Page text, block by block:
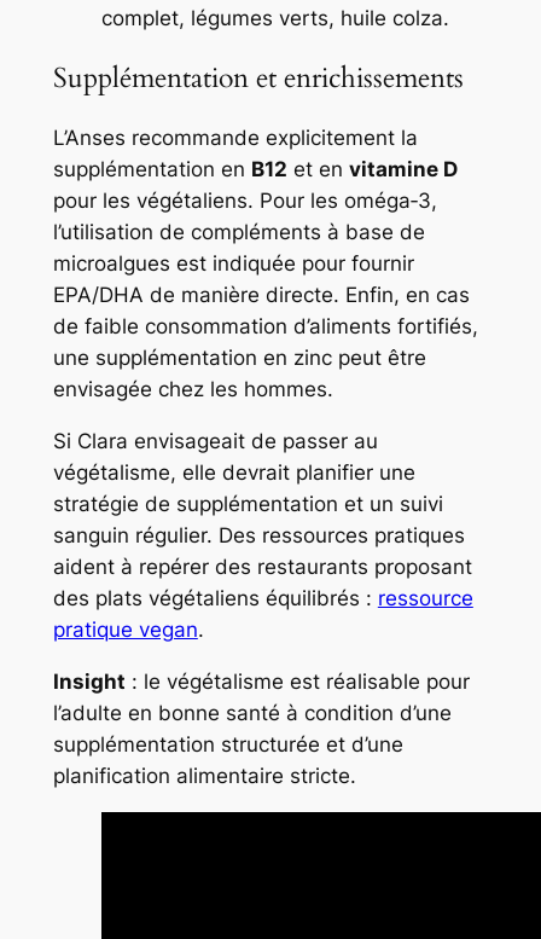
complet, légumes verts, huile colza.
Supplémentation et enrichissements
L’Anses recommande explicitement la
supplémentation en B12 et en vitamine D
pour les végétaliens. Pour les oméga‑3,
l’utilisation de compléments à base de
microalgues est indiquée pour fournir
EPA/DHA de manière directe. Enfin, en cas
de faible consommation d’aliments fortifiés,
une supplémentation en zinc peut être
envisagée chez les hommes.
Si Clara envisageait de passer au
végétalisme, elle devrait planifier une
stratégie de supplémentation et un suivi
sanguin régulier. Des ressources pratiques
aident à repérer des restaurants proposant
des plats végétaliens équilibrés : ressource
pratique vegan.
Insight : le végétalisme est réalisable pour
l’adulte en bonne santé à condition d’une
supplémentation structurée et d’une
planification alimentaire stricte.